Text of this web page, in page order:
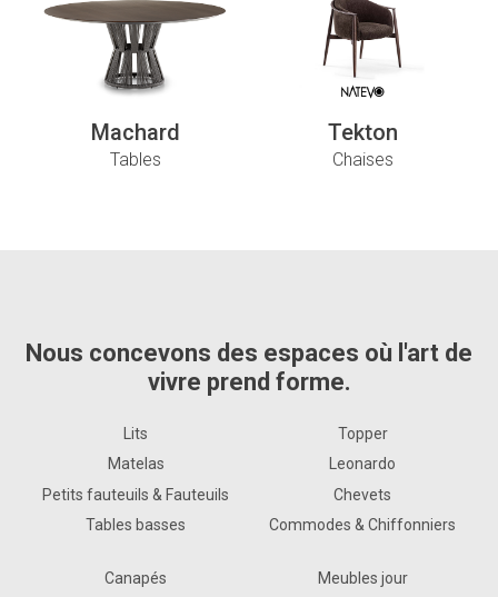
Machard
Tables
Tekton
Chaises
Nous concevons des espaces où l'art de
vivre prend forme.
Lits
Matelas
Petits fauteuils & Fauteuils
Tables basses
Topper
Leonardo
Chevets
Commodes & Chiffonniers
Canapés
Meubles jour